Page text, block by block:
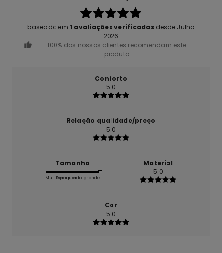
baseado em 1 avaliações verificadasdesde Julho
2026
100% dos nossos clientes recomendam este
produto
Conforto
5.0
Relação qualidade/preço
5.0
Tamanho
Muito pequeno
Demasiado grande
Material
5.0
Cor
5.0